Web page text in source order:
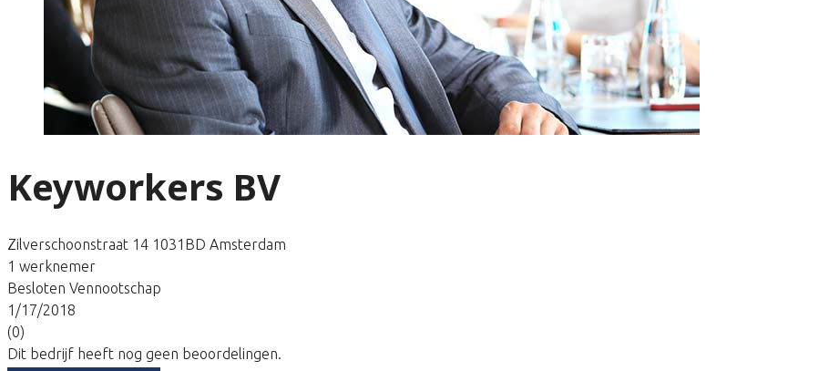
Keyworkers BV
Zilverschoonstraat 14 1031BD Amsterdam
1 werknemer
Besloten Vennootschap
1/17/2018
(0)
Dit bedrijf heeft nog geen beoordelingen.